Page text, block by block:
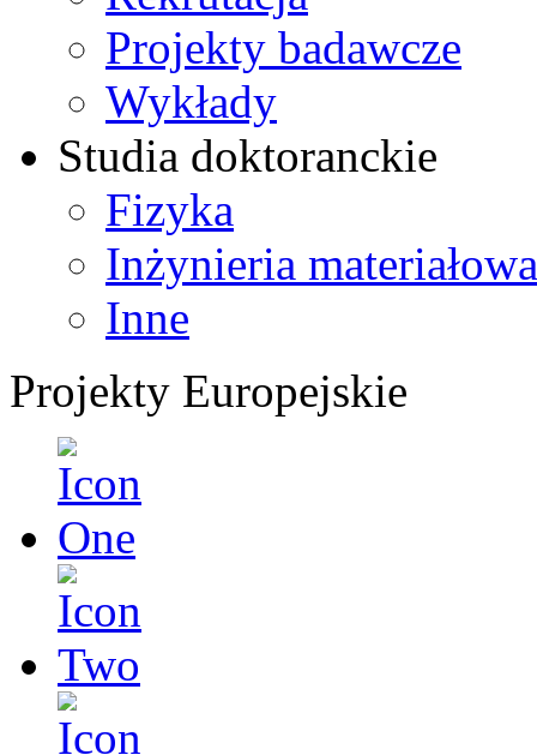
Projekty badawcze
Wykłady
Studia doktoranckie
Fizyka
Inżynieria materiałowa
Inne
Projekty Europejskie